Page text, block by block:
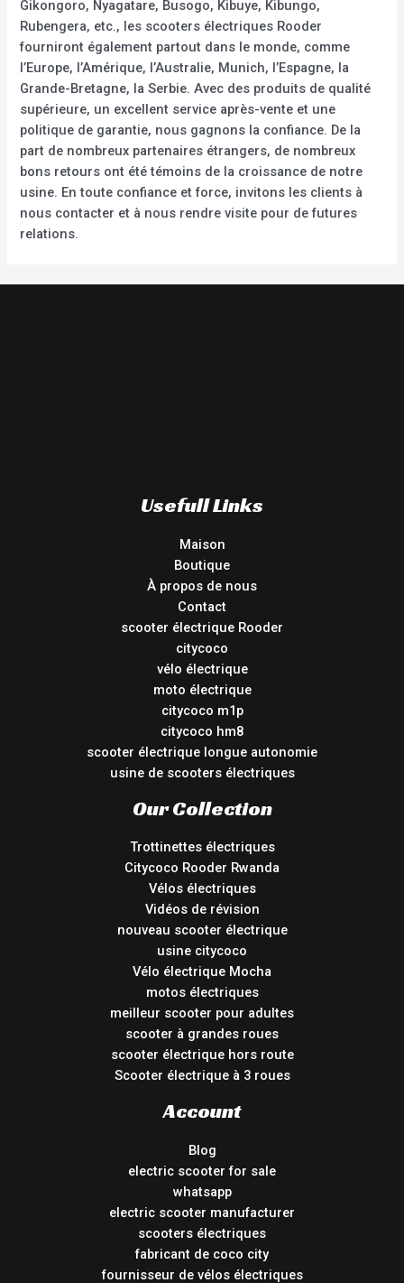
Gikongoro, Nyagatare, Busogo, Kibuye, Kibungo,
Rubengera, etc., les scooters électriques Rooder
fourniront également partout dans le monde, comme
l’Europe, l’Amérique, l’Australie, Munich, l’Espagne, la
Grande-Bretagne, la Serbie. Avec des produits de qualité
supérieure, un excellent service après-vente et une
politique de garantie, nous gagnons la confiance. De la
part de nombreux partenaires étrangers, de nombreux
bons retours ont été témoins de la croissance de notre
usine. En toute confiance et force, invitons les clients à
nous contacter et à nous rendre visite pour de futures
relations.
Usefull Links
Maison
Boutique
À propos de nous
Contact
scooter électrique Rooder
citycoco
vélo électrique
moto électrique
citycoco m1p
citycoco hm8
scooter électrique longue autonomie
usine de scooters électriques
Our Collection
Trottinettes électriques
Citycoco Rooder Rwanda
Vélos électriques
Vidéos de révision
nouveau scooter électrique
usine citycoco
Vélo électrique Mocha
motos électriques
meilleur scooter pour adultes
scooter à grandes roues
scooter électrique hors route
Scooter électrique à 3 roues
Account
Blog
electric scooter for sale
whatsapp
electric scooter manufacturer
scooters électriques
fabricant de coco city
fournisseur de vélos électriques